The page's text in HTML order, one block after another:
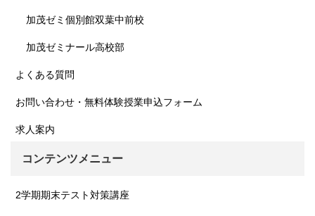
加茂ゼミ個別館双葉中前校
加茂ゼミナール高校部
よくある質問
お問い合わせ・無料体験授業申込フォーム
求人案内
コンテンツメニュー
2学期期末テスト対策講座